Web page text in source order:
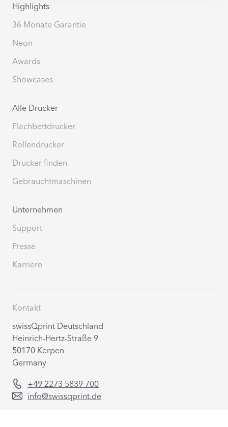
Highlights
36 Monate Garantie
Neon
Awards
Showcases
Alle Drucker
Flachbettdrucker
Rollendrucker
Drucker finden
Gebrauchtmaschinen
Unternehmen
Support
Presse
Karriere
Kontakt
swissQprint Deutschland
Heinrich-Hertz-Straße 9
50170 Kerpen
Germany
+49 2273 5839 700
info@swissqprint.de